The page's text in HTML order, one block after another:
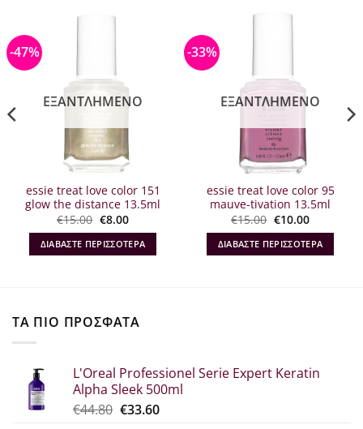
-47%
ΕΞΑΝΤΛΗΜΈΝΟ
essie treat love color 151
glow the distance 13.5ml
€15.00 Original
price
was:
€15.00.
€8.00Η
τιμή
είναι:
€8.00.
ΔΙΑΒΆΣΤΕ ΠΕΡΙΣΣΌΤΕΡΑ
-33%
ΕΞΑΝΤΛΗΜΈΝΟ
essie treat love color 95
mauve-tivation 13.5ml
€15.00 Original
price
was:
€15.00.
€10.00Η
τιμή
είναι:
€10.00.
ΔΙΑΒΆΣΤΕ ΠΕΡΙΣΣΌΤΕΡΑ
ΤΑ ΠΙΟ ΠΡΟΣΦΑΤΑ
L'Oreal Professionel Serie Expert Keratin
Alpha Sleek 500ml
€44.80 Original
€33.60Η